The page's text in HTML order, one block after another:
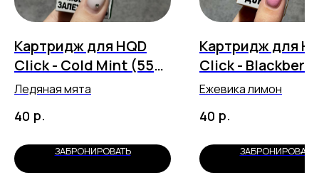
Картридж для HQD
Click - Cold Mint (5500
затяжек)
Ледяная мята
40 р.
ЗАБРОНИРОВАТЬ
Картридж для
Click - Blackberry
Lemon (5500
Ежевика лимон
40 р.
ЗАБРОНИРОВАТЬ